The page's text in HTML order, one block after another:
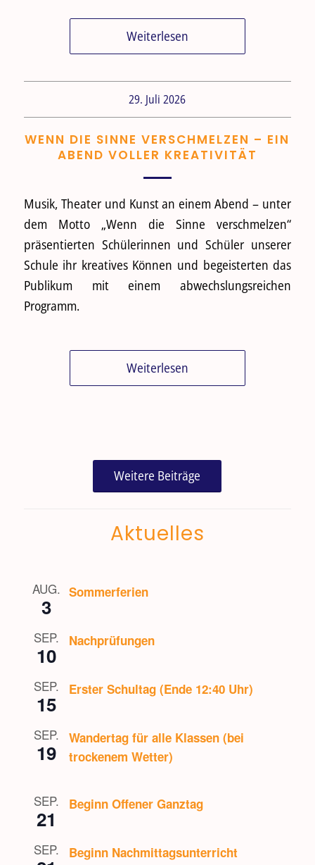
Weiterlesen
29. Juli 2026
WENN DIE SINNE VERSCHMELZEN – EIN
ABEND VOLLER KREATIVITÄT
Musik, Theater und Kunst an einem Abend – unter
dem Motto „Wenn die Sinne verschmelzen“
präsentierten Schülerinnen und Schüler unserer
Schule ihr kreatives Können und begeisterten das
Publikum mit einem abwechslungsreichen
Programm.
Weiterlesen
Weitere Beiträge
Aktuelles
AUG.
3
Sommerferien
SEP.
10
Nachprüfungen
SEP.
15
Erster Schultag (Ende 12:40 Uhr)
SEP.
19
Wandertag für alle Klassen (bei
trockenem Wetter)
SEP.
21
Beginn Offener Ganztag
SEP. Beginn Nachmittagsunterricht